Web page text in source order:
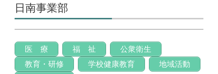
日南事業部
医 療 福 祉
公衆衛生
教育・研修
学校健康教育
地域活動